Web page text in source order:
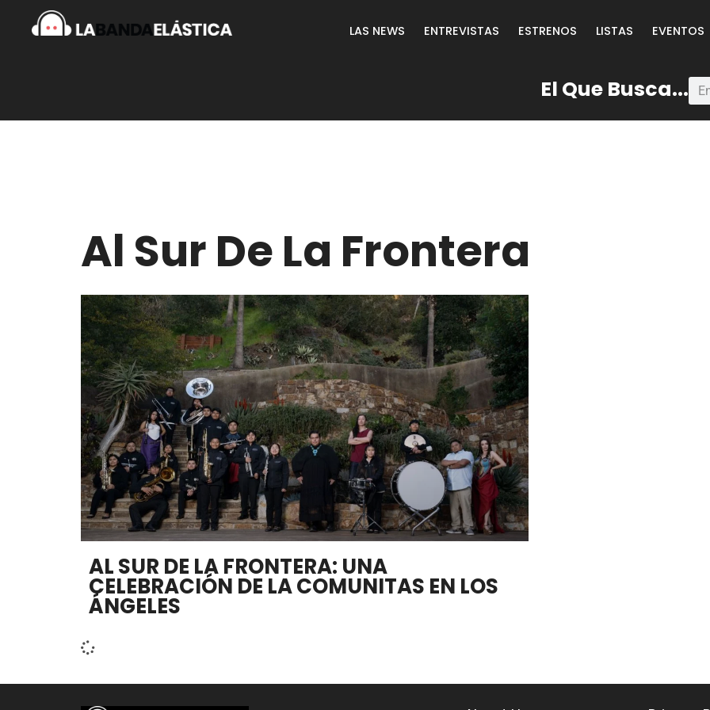
LAS NEWS ENTREVISTAS ESTRENOS LISTAS EVENTOS
El Que Busca...
Al Sur De La Frontera
AL SUR DE LA FRONTERA: UNA
CELEBRACIÓN DE LA COMUNITAS EN LOS
ÁNGELES